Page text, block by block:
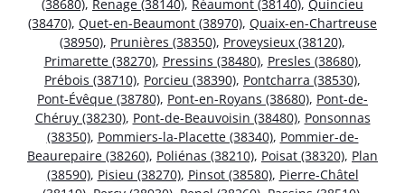
(38680), Renage (38140), Réaumont (38140), Quincieu
(38470), Quet-en-Beaumont (38970), Quaix-en-Chartreuse
(38950), Prunières (38350), Proveysieux (38120),
Primarette (38270), Pressins (38480), Presles (38680),
Prébois (38710), Porcieu (38390), Pontcharra (38530),
Pont-Évêque (38780), Pont-en-Royans (38680), Pont-de-
Chéruy (38230), Pont-de-Beauvoisin (38480), Ponsonnas
(38350), Pommiers-la-Placette (38340), Pommier-de-
Beaurepaire (38260), Poliénas (38210), Poisat (38320), Plan
(38590), Pisieu (38270), Pinsot (38580), Pierre-Châtel